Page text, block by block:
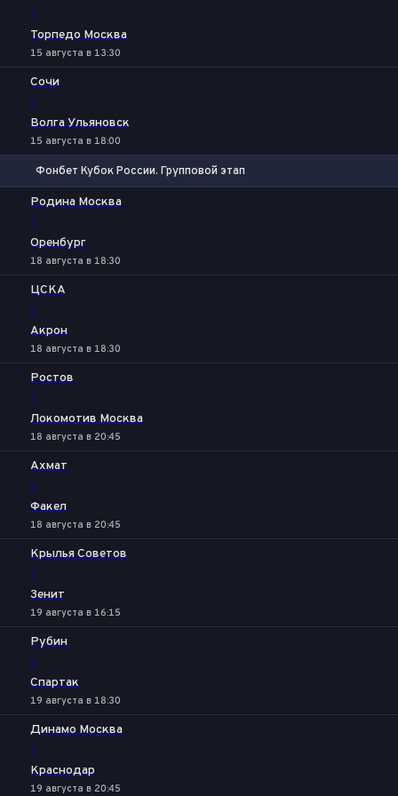
-
Торпедо Москва
15 августа в 13:30
Сочи
-
Волга Ульяновск
15 августа в 18:00
Фонбет Кубок России. Групповой этап
Родина Москва
-
Оренбург
18 августа в 18:30
ЦСКА
-
Акрон
18 августа в 18:30
Ростов
-
Локомотив Москва
18 августа в 20:45
Ахмат
-
Факел
18 августа в 20:45
Крылья Советов
-
Зенит
19 августа в 16:15
Рубин
-
Спартак
19 августа в 18:30
Динамо Москва
-
Краснодар
19 августа в 20:45